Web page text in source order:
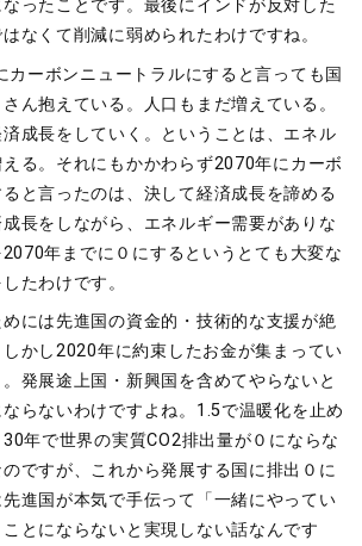
なったことです。最後にインドが反対した
なくて削減に弱められたわけですね。
ーボンニュートラルにすると言っても国
ん抱えている。人口もまだ増えている。
成長をしていく。ということは、エネル
る。それにもかかわらず2070年にカーボ
と言ったのは、決して経済成長を諦める
長をしながら、エネルギー需要がありな
年までに０にするというとても大変な
たわけです。
には先進国の資金的・技術的な支援が絶
かし2020年に約束したお金が集まってい
発展途上国・新興国を含めてやらないと
らないわけですよね。1.5で温暖化を止め
年で世界の実質CO2排出量が０にならな
ですが、これから発展する国に排出０に
進国が本気で手伝って「一緒にやってい
とにならないと実現しない話なんです